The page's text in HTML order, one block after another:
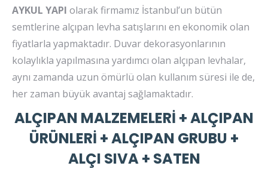
AYKUL YAPI olarak firmamız İstanbul’un bütün
semtlerine alçıpan levha satışlarını en ekonomik olan
fiyatlarla yapmaktadır. Duvar dekorasyonlarının
kolaylıkla yapılmasına yardımcı olan alçıpan levhalar,
aynı zamanda uzun ömürlü olan kullanım süresi ile de,
her zaman büyük avantaj sağlamaktadır.
ALÇIPAN MALZEMELERİ + ALÇIPAN
ÜRÜNLERİ + ALÇIPAN GRUBU +
ALÇI SIVA + SATEN